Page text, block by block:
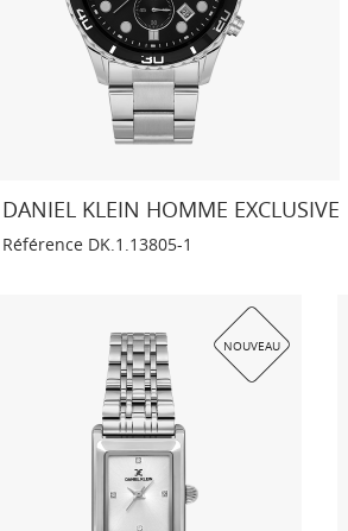
DANIEL KLEIN HOMME EXCLUSIVE
Référence DK.1.13805-1
NOUVEAU